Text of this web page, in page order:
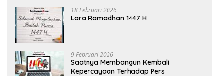
18 Februari 2026
Lara Ramadhan 1447 H
9 Februari 2026
Saatnya Membangun Kembali
Kepercayaan Terhadap Pers